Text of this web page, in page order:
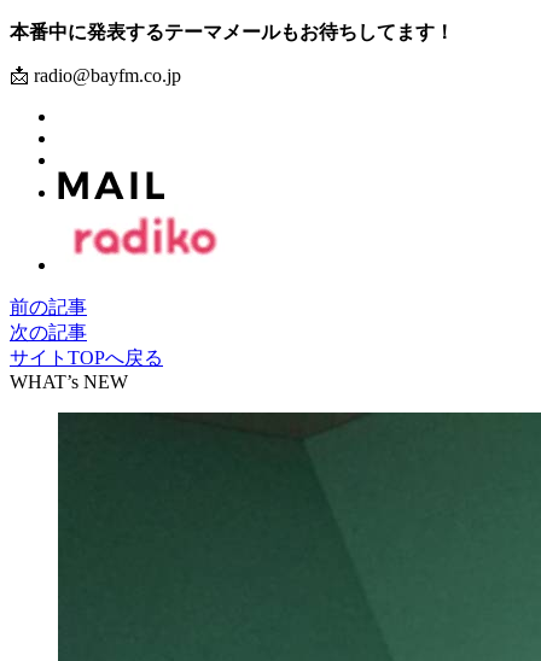
本番中に発表するテーマメールもお待ちしてます！
📩 radio@bayfm.co.jp
前の記事
次の記事
サイトTOPへ戻る
WHAT’s NEW